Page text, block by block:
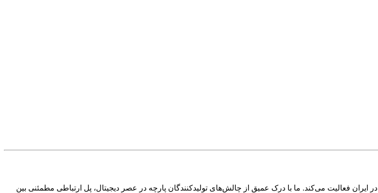
در ایران فعالیت می‌کند. ما با درک عمیق از چالش‌های تولیدکنندگان پارچه در عصر دیجیتال، پل ارتباطی مطمئنی بین